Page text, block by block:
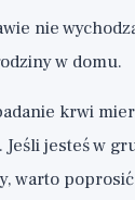
nie
w domu.
krwi
jesteś w
warto